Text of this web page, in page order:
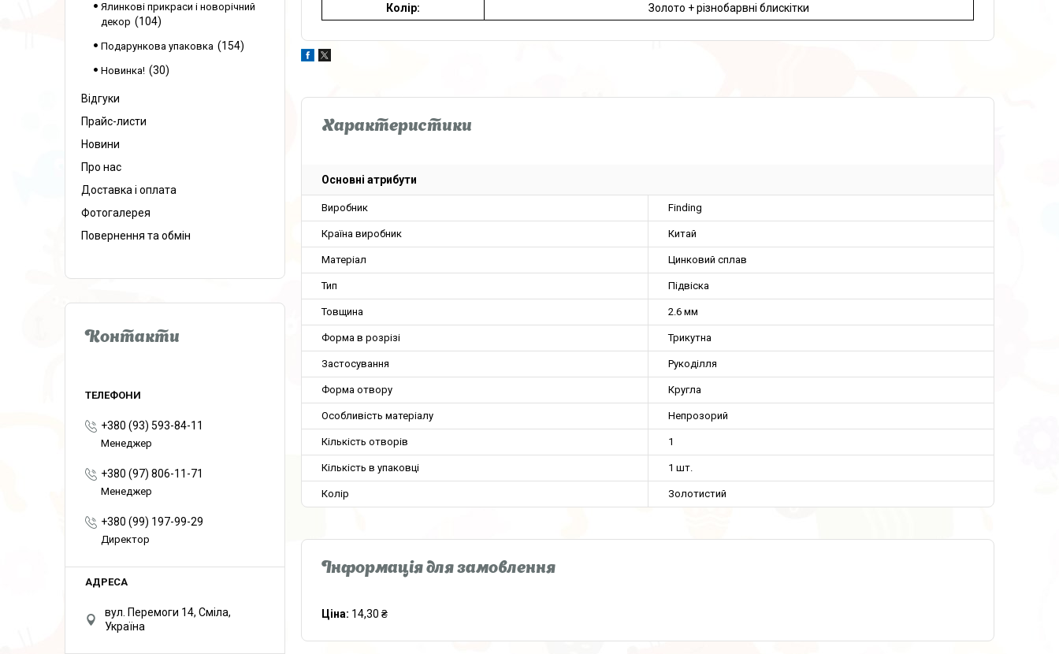
Колір:
Золото + різнобарвні блискітки
Характеристики
Основні атрибути
Виробник Finding
Країна виробник Китай
Матеріал Цинковий сплав
Тип Підвіска
Товщина 2.6 мм
Форма в розрізі Трикутна
Застосування Рукоділля
Форма отвору Кругла
Особливість матеріалу Непрозорий
Кількість отворів 1
Кількість в упаковці 1 шт.
Колір Золотистий
Інформація для замовлення
Ціна: 14,30 ₴
Ялинкові прикраси і новорічний
декор
104
Подарункова упаковка 154
Новинка! 30
Відгуки
Прайс-листи
Новини
Про нас
Доставка і оплата
Фотогалерея
Повернення та обмін
Контакти
+380 (93) 593-84-11
Менеджер
+380 (97) 806-11-71
Менеджер
+380 (99) 197-99-29
Директор
вул. Перемоги 14, Сміла,
Україна